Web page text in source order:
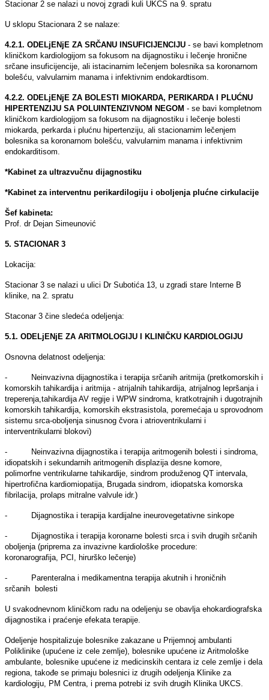
Stacionar 2 se nalazi u novoj zgradi kuli UKCS na 9. spratu
U sklopu Stacionara 2 se nalaze:
4.2.1. ODELjENјE ZA SRČANU INSUFICIJENCIJU - se bavi kompletnom
kliničkom kardiologijom sa fokusom na dijagnostiku i lečenje hronične
srčane insuficijencije, ali istacinarnim lečenjem bolesnika sa koronarnom
bolešću, valvularnim manama i infektivnim endokardtisom.
4.2.2. ODELjENјE ZA BOLESTI MIOKARDA, PERIKARDA I PLUĆNU
HIPERTENZIJU SA POLUINTENZIVNOM NEGOM - se bavi kompletnom
kliničkom kardiologijom sa fokusom na dijagnostiku i lečenje bolesti
miokarda, perkarda i plućnu hipertenziju, ali stacionarnim lečenjem
bolesnika sa koronarnom bolešću, valvularnim manama i infektivnim
endokarditisom.
*Kabinet za ultrazvučnu dijagnostiku
*Kabinet za interventnu perikardilogiju i obolјenja plućne cirkulacije
Šef kabineta:
Prof. dr Dejan Simeunović
5. STACIONAR 3
Lokacija:
Stacionar 3 se nalazi u ulici Dr Subotića 13, u zgradi stare Interne B
klinike, na 2. spratu
Staconar 3 čine sledeća odelјenja:
5.1. ODELjENјE ZA ARITMOLOGIJU I KLINIČKU KARDIOLOGIJU
Osnovna delatnost odelјenja:
- Neinvazivna dijagnostika i terapija srčanih aritmija (pretkomorskih i
komorskih tahikardija i aritmija - atrijalnih tahikardija, atrijalnog lepršanja i
treperenja,tahikardija AV regije i WPW sindroma, kratkotrajnih i dugotrajnih
komorskih tahikardija, komorskih ekstrasistola, poremećaja u sprovodnom
sistemu srca-obolјenja sinusnog čvora i atrioventrikularni i
interventrikularni blokovi)
- Neinvazivna dijagnostika i terapija aritmogenih bolesti i sindroma,
idiopatskih i sekundarnih aritmogenih displazija desne komore,
polimorfne ventrikularne tahikardije, sindrom produženog QT intervala,
hipertrofična kardiomiopatija, Brugada sindrom, idiopatska komorska
fibrilacija, prolaps mitralne valvule idr.)
- Dijagnostika i terapija kardijalne ineurovegetativne sinkope
- Dijagnostika i terapija koronarne bolesti srca i svih drugih srčanih
obolјenja (priprema za invazivne kardiološke procedure:
koronarografija, PCI, hirurško lečenje)
- Parenteralna i medikamentna terapija akutnih i hroničnih
srčanih bolesti
U svakodnevnom kliničkom radu na odelјenju se obavlјa ehokardiografska
dijagnostika i praćenje efekata terapije.
Odelјenje hospitalizuje bolesnike zakazane u Prijemnoj ambulanti
Poliklinike (upućene iz cele zemlјe), bolesnike upućene iz Aritmološke
ambulante, bolesnike upućene iz medicinskih centara iz cele zemlјe i dela
regiona, takođe se primaju bolesnici iz drugih odelјenja Klinike za
kardiologiju, PM Centra, i prema potrebi iz svih drugih Klinika UKCS.